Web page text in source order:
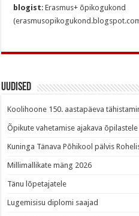
blogist:Erasmus+ õpikogukond
Uudised
Koolihoone 150. aastapäeva
Õpikute vahetamise ajakava õpilastele
Kuninga Tänava Põhikool pälvis
Millimallikate mäng 2026
Tänu lõpetajatele
Lugemisisu diplomi saajad